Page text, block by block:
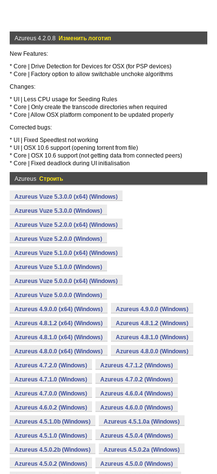
Azureus 4.2.0.8 Изменить логотип
New Features:
* Core | Drive Detection for Devices for OSX (for PSP devices)
* Core | Factory option to allow switchable unchoke algorithms
Changes:
* UI | Less CPU usage for Seeding Rules
* Core | Only create the transcode directories when required
* Core | Allow OSX platform component to be updated properly
Corrected bugs:
* UI | Fixed Speedtest not working
* UI | OSX 10.6 support (opening torrent from file)
* Core | OSX 10.6 support (not getting data from connected peers)
* Core | Fixed deadlock during UI initialisation
Azureus Строить
Azureus Vuze 5.3.0.0 (x64) (Windows)
Azureus Vuze 5.3.0.0 (Windows)
Azureus Vuze 5.2.0.0 (x64) (Windows)
Azureus Vuze 5.2.0.0 (Windows)
Azureus Vuze 5.1.0.0 (x64) (Windows)
Azureus Vuze 5.1.0.0 (Windows)
Azureus Vuze 5.0.0.0 (x64) (Windows)
Azureus Vuze 5.0.0.0 (Windows)
Azureus 4.9.0.0 (x64) (Windows) Azureus 4.9.0.0 (Windows)
Azureus 4.8.1.2 (x64) (Windows) Azureus 4.8.1.2 (Windows)
Azureus 4.8.1.0 (x64) (Windows) Azureus 4.8.1.0 (Windows)
Azureus 4.8.0.0 (x64) (Windows) Azureus 4.8.0.0 (Windows)
Azureus 4.7.2.0 (Windows) Azureus 4.7.1.2 (Windows)
Azureus 4.7.1.0 (Windows) Azureus 4.7.0.2 (Windows)
Azureus 4.7.0.0 (Windows) Azureus 4.6.0.4 (Windows)
Azureus 4.6.0.2 (Windows) Azureus 4.6.0.0 (Windows)
Azureus 4.5.1.0b (Windows) Azureus 4.5.1.0a (Windows)
Azureus 4.5.1.0 (Windows) Azureus 4.5.0.4 (Windows)
Azureus 4.5.0.2b (Windows) Azureus 4.5.0.2a (Windows)
Azureus 4.5.0.2 (Windows) Azureus 4.5.0.0 (Windows)